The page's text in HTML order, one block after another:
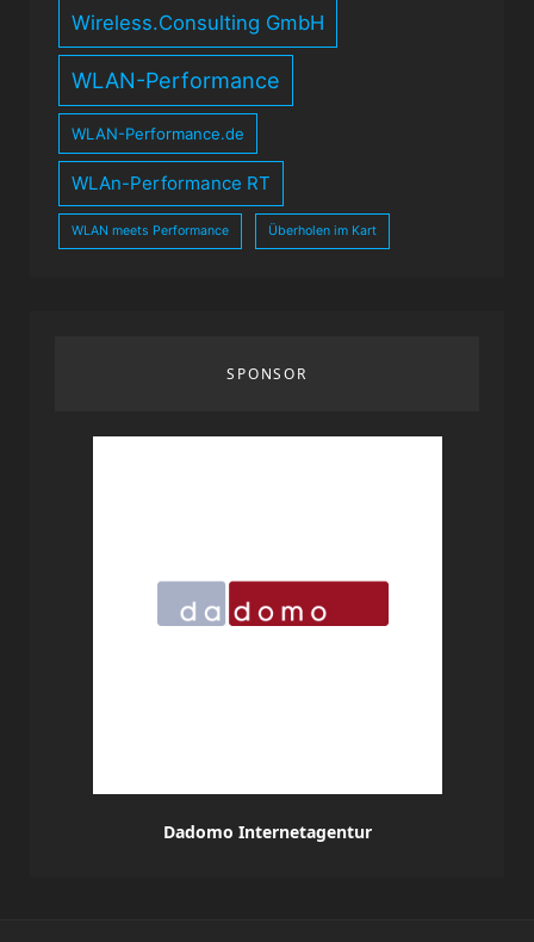
Wireless.Consulting GmbH
WLAN-Performance
WLAN-Performance.de
WLAn-Performance RT
WLAN meets Performance Überholen im Kart
SPONSOR
Dadomo Internetagentur